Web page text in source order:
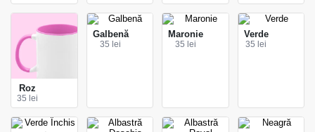
Roz
35 lei
Galbenă
35 lei
Maronie
35 lei
Verde
35 lei